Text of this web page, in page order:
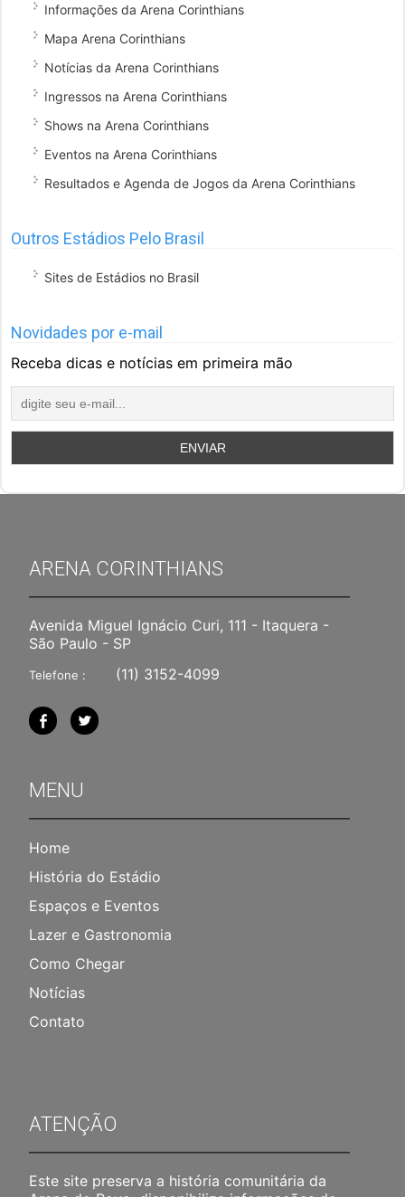
Informações da Arena Corinthians
Mapa Arena Corinthians
Notícias da Arena Corinthians
Ingressos na Arena Corinthians
Shows na Arena Corinthians
Eventos na Arena Corinthians
Resultados e Agenda de Jogos da Arena Corinthians
Outros Estádios Pelo Brasil
Sites de Estádios no Brasil
Novidades por e-mail
Receba dicas e notícias em primeira mão
ARENA CORINTHIANS
Avenida Miguel Ignácio Curi, 111 - Itaquera -
São Paulo - SP
Telefone : (11) 3152-4099
MENU
Home
História do Estádio
Espaços e Eventos
Lazer e Gastronomia
Como Chegar
Notícias
Contato
ATENÇÃO
Este site preserva a história comunitária da